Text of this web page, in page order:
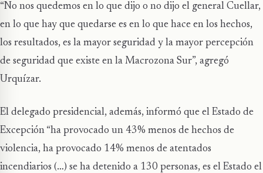
“No nos quedemos en lo que dijo o no dijo el general Cuellar,
en lo que hay que quedarse es en lo que hace en los hechos,
los resultados, es la mayor seguridad y la mayor percepción
de seguridad que existe en la Macrozona Sur”, agregó
Urquízar.
El delegado presidencial, además, informó que el Estado de
Excepción “ha provocado un 43% menos de hechos de
violencia, ha provocado 14% menos de atentados
incendiarios (…) se ha detenido a 130 personas, es el Estado el